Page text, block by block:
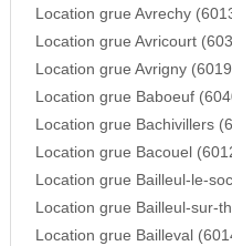
Location grue Avrechy
Location grue Avricourt
Location grue Avrigny
Location grue Baboeuf
Location grue Bachivillers
Location grue Bacouel
Location grue Bailleul-le-
Location grue Bailleul-sur-
Location grue Bailleval